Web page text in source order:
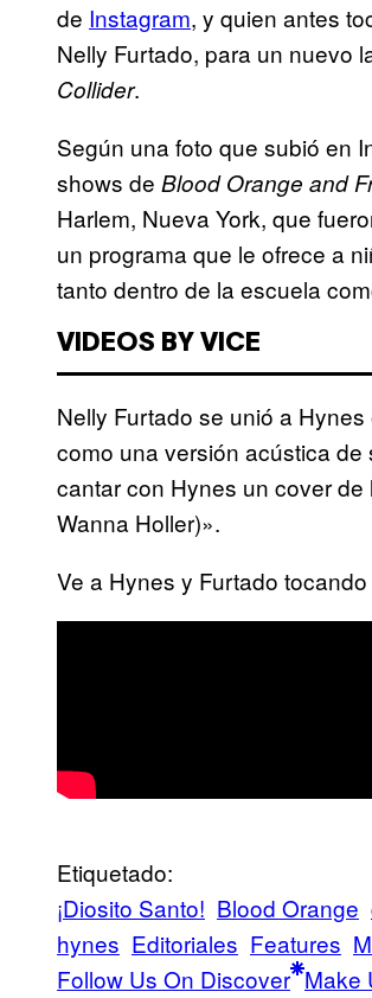
de Instagram, y quien antes
Nelly Furtado, para un nuevo
Collider.
Según una foto que subió en
shows de Blood Orange and
Harlem, Nueva York, que
un programa que le ofrece a
tanto dentro de la escuela
VIDEOS BY VICE
Nelly Furtado se unió a
como una versión acústica
cantar con Hynes un cover
Wanna Holler)».
Ve a Hynes y Furtado
Etiquetado:
¡Diosito Santo! Blood Orange
hynes Editoriales Features
Follow Us On Discover Make